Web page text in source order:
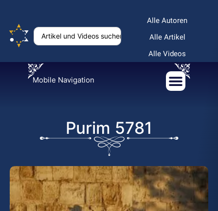
Alle Autoren
Alle Artikel
Alle Videos
Mobile Navigation
Purim 5781